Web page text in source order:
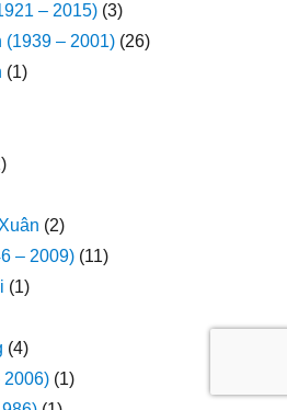
– 2015) (3)
(1939 – 2001) (26)
(1)
(2)
– 2009) (11)
(1)
(4)
2006) (1)